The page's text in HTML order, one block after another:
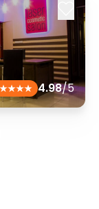
4.98/5